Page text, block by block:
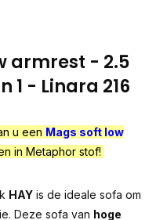
armrest - 2.5
- Linara 216
u een Mags soft low
in Metaphor stof!
HAY is de ideale sofa om
Deze sofa van hoge